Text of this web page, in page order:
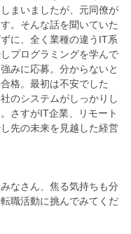
まいましたが、元同僚が
。そんな話を聞いていた
に、全く業種の違うIT系
プログラミングを学んで
みに応募。分からないと
格。最初は不安でした
のシステムがしっかりし
さすがIT企業、リモート
先の未来を見越した経営
なさん、焦る気持ちも分
職活動に挑んでみてくだ